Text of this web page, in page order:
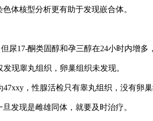
体核型分析更有助于发现嵌合体。
酮类固醇和孕三醇在24小时内增多
现睾丸组织，卵巢组织未发现。
，性腺活检只有睾丸组织，没有卵巢
发现是雌雄同体，就要及时治疗。